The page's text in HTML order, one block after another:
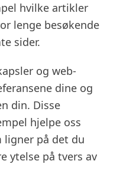
hvilke artikler
lenge besøkende
sider.
og web-
dine og
din. Disse
hjelpe oss
ligner på det du
ytelse på tvers av